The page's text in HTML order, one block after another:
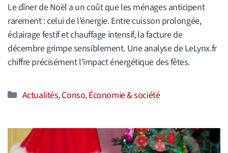
Le dîner de Noël a un coût que les ménages anticipent
rarement : celui de l’énergie. Entre cuisson prolongée,
éclairage festif et chauffage intensif, la facture de
décembre grimpe sensiblement. Une analyse de LeLynx.fr
chiffre précisément l’impact énergétique des fêtes.
Catégories
Actualités,Conso,Économie & société